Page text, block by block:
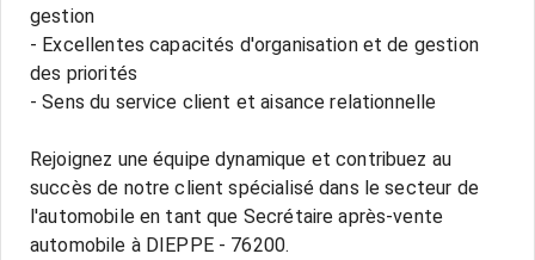
gestion
- Excellentes capacités d'organisation et de gestion
des priorités
- Sens du service client et aisance relationnelle
Rejoignez une équipe dynamique et contribuez au
succès de notre client spécialisé dans le secteur de
l'automobile en tant que Secrétaire après-vente
automobile à DIEPPE - 76200.